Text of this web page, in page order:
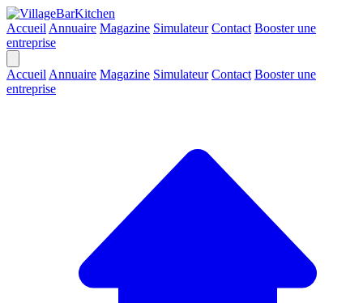
Accueil Annuaire Magazine Simulateur Contact Booster une
entreprise
Accueil Annuaire Magazine Simulateur Contact Booster une
entreprise